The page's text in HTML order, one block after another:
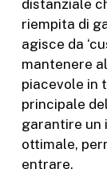
distanziale
riempita di
agisce da
mantenere
piacevole in
principale
garantire un
ottimale,
entrare.